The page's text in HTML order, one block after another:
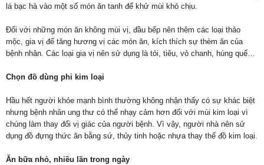
lá bạc hà vào một số món ăn tanh để khử mùi khó chịu.
Đối với những món ăn không mùi vị, đầu bếp nên thêm các loại thảo
mộc, gia vị để tăng hương vị các món ăn, kích thích sự thèm ăn của
bệnh nhân. Các loại gia vị nên sử dụng là tỏi, tiêu, vỏ chanh, húng quế…
Chọn đồ dùng phi kim loại
Hầu hết người khỏe mạnh bình thường không nhận thấy có sự khác biệt
nhưng bệnh nhân ung thư có thể nhạy cảm hơn đối với mùi kim loại vì
chúng làm thay đổi vị giác của người bệnh. Vì vậy, người nhà nên sử
dụng đồ đựng thức ăn bằng sứ, thủy tinh hoặc nhựa thay thế đồ kim loại.
Ăn bữa nhỏ, nhiều lần trong ngày